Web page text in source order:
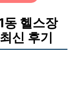
동 헬스장
신 후기